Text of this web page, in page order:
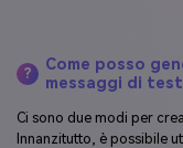
?
Come posso
messaggi di
Ci sono due modi per
Innanzitutto, è possibile